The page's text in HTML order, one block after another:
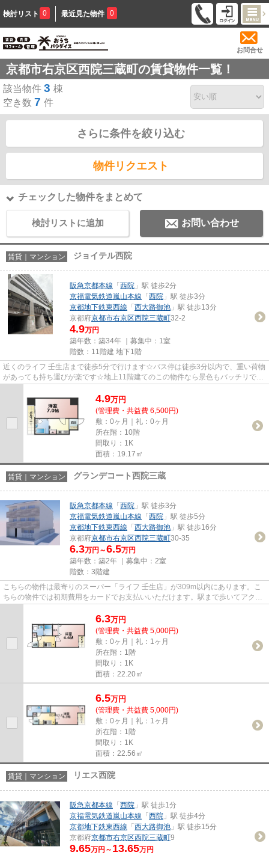
検討リスト 0 最近見た物件 0
お問合せ
京都市右京区西院三蔵町の賃貸物件一覧！
該当物件 3 棟
空き数 7 件
さらに条件を絞り込む
物件リクエスト
チェックした物件をまとめて
検討リストに追加 お問い合わせ
賃貸｜マンション ジョイテル西院
阪急京都本線 「 西院 」駅 徒歩2分
京福電気鉄道嵐山本線 「 西院 」駅 徒歩3分
京都地下鉄東西線 「 西大路御池 」駅 徒歩13分
京都府京都市右京区西院三蔵町32-2
4.9万円
築年数：築34年 ｜募集中： 1室
階数：11階建 地下1階
近くのライフ 壬生店まで徒歩5分で行けます☆バス停は徒歩3分以内で、重い荷物
があっても持ち運びが楽です☆地上11階建てのこの物件なら景色もバッチリです
4.9万円
(管理費・共益費 6,500円)
敷：0ヶ月｜礼：0ヶ月
所在階：10階
間取り：1K
面積：19.17㎡
賃貸｜マンション グランデコート西院三蔵
阪急京都本線 「 西院 」駅 徒歩3分
京福電気鉄道嵐山本線 「 西院 」駅 徒歩5分
京都地下鉄東西線 「 西大路御池 」駅 徒歩16分
京都府京都市右京区西院三蔵町30-35
6.3万円～6.5万円
築年数：築2年 ｜募集中： 2室
階数：3階建
こちらの物件は最寄りのスーパー「ライフ 壬生店」が309m以内にあります。こ
ちらの物件では初期費用をカードでお支払いいただけます。駅まで歩いてアクセ
6.3万円
(管理費・共益費 5,000円)
敷：0ヶ月｜礼：1ヶ月
所在階：1階
間取り：1K
面積：22.20㎡
6.5万円
(管理費・共益費 5,000円)
敷：0ヶ月｜礼：1ヶ月
所在階：1階
間取り：1K
面積：22.56㎡
賃貸｜マンション リエス西院
阪急京都本線 「 西院 」駅 徒歩1分
京福電気鉄道嵐山本線 「 西院 」駅 徒歩4分
京都地下鉄東西線 「 西大路御池 」駅 徒歩15分
京都府京都市右京区西院三蔵町9
9.65万円～ 13.65万円